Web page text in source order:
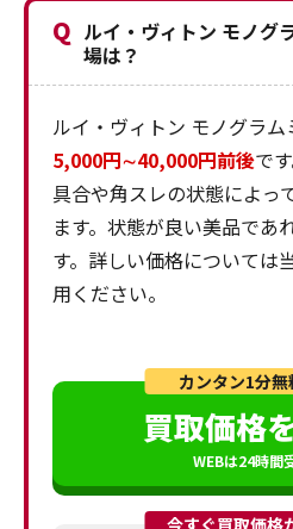
Q ルイ・ヴィトン モノグ
場は？
ルイ・ヴィトン モノグラ
5,000円∼40,000円前後で
具合や角スレの状態によっ
ます。状態が良い美品であ
す。詳しい価格については
用ください。
カンタン1分無
買取価格
WEBは24時間
今すぐ買取価格